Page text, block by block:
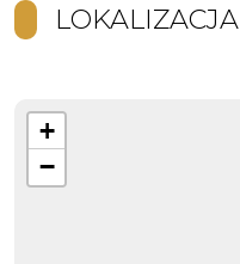
LOKALIZACJA
+
−